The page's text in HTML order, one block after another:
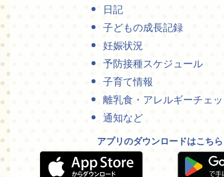
日記
子どもの成長記録
妊娠状況
予防接種スケジュール
子育て情報
離乳食・アレルギーチェ
通知など
アプリのダウンロードはこちら